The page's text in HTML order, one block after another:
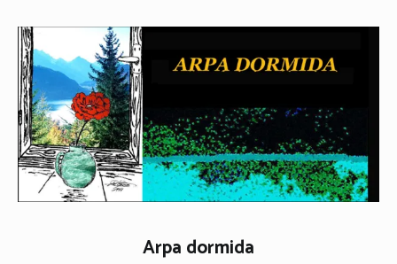
contenido
Arpa dormida